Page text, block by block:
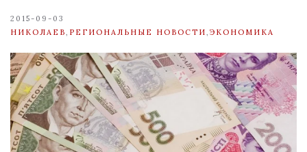
2015-09-03
НИКОЛАЕВ РЕГИОНАЛЬНЫЕ НОВОСТИ ЭКОНОМИКА